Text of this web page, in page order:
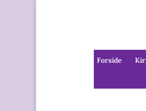
Forside